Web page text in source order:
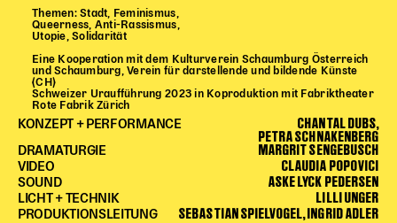
Begleitmaterial
TheaterPaket
Partnerklasse + Partnerschule
Schulabenteuernacht
Probenklasse
Theaterklasse
Vorstellungen für pädagogische Institutionen
Angebote für Pädagog*innen
Themen: Stadt, Feminismus,
Queerness, Anti-Rassismus,
Utopie, Solidarität
Eine Kooperation mit dem Kulturverein Schaumburg Österreich
und Schaumburg, Verein für darstellende und bildende Künste
(CH)
Schweizer Uraufführung 2023 in Koproduktion mit Fabriktheater
Rote Fabrik Zürich
KONZEPT + PERFORMANCE CHANTAL DUBS,
PETRA SCHNAKENBERG
DRAMATURGIE MARGRIT SENGEBUSCH
VIDEO CLAUDIA POPOVICI
SOUND ASKE LYCK PEDERSEN
LICHT + TECHNIK LILLI UNGER
PRODUKTIONSLEITUNG SEBASTIAN SPIELVOGEL, INGRID ADLER